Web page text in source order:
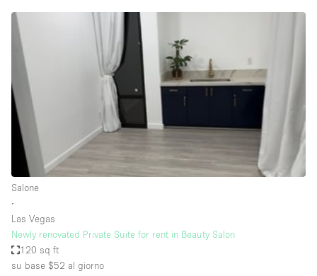
Bar
Camere Multiple
Camerini di prova
Elettricità
Esposizione di Automobili
Impianto audiovisivo
Industriale
Salone
∙
Las Vegas
Newly renovated Private Suite for rent in Beauty Salon
120 sq ft
su base $52 al giorno